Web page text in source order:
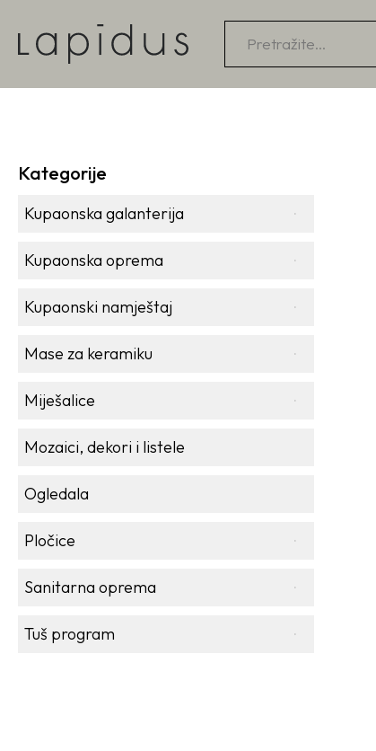
Products
search
Kategorije
Kupaonska galanterija
Kupaonska oprema
Kupaonski namještaj
Mase za keramiku
Miješalice
Mozaici, dekori i listele
Ogledala
Pločice
Sanitarna oprema
Tuš program